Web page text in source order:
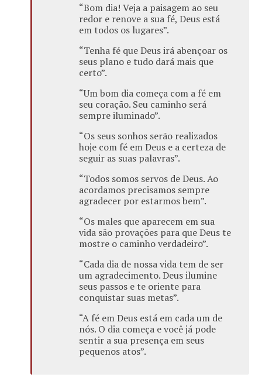
“Bom dia! Veja a paisagem ao seu
redor e renove a sua fé, Deus está
em todos os lugares”.
“Tenha fé que Deus irá abençoar os
seus plano e tudo dará mais que
certo”.
“Um bom dia começa com a fé em
seu coração. Seu caminho será
sempre iluminado”.
“Os seus sonhos serão realizados
hoje com fé em Deus e a certeza de
seguir as suas palavras”.
“Todos somos servos de Deus. Ao
acordamos precisamos sempre
agradecer por estarmos bem”.
“Os males que aparecem em sua
vida são provações para que Deus te
mostre o caminho verdadeiro”.
“Cada dia de nossa vida tem de ser
um agradecimento. Deus ilumine
seus passos e te oriente para
conquistar suas metas”.
“A fé em Deus está em cada um de
nós. O dia começa e você já pode
sentir a sua presença em seus
pequenos atos”.